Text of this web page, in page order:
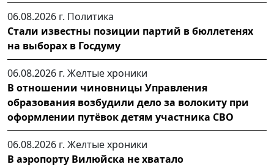
06.08.2026 г. Политика
Стали известны позиции партий в бюллетенях
на выборах в Госдуму
06.08.2026 г. Желтые хроники
В отношении чиновницы Управления
образования возбудили дело за волокиту при
оформлении путёвок детям участника СВО
06.08.2026 г. Желтые хроники
В аэропорту Вилюйска не хватало